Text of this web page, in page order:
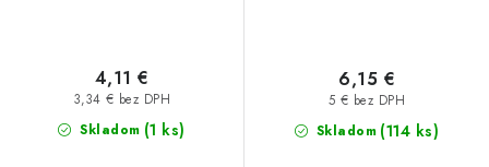
Skladom (1 ks)
3,34 € bez DPH
4,11 €
Skladom (114 ks)
5 € bez DPH
6,15 €